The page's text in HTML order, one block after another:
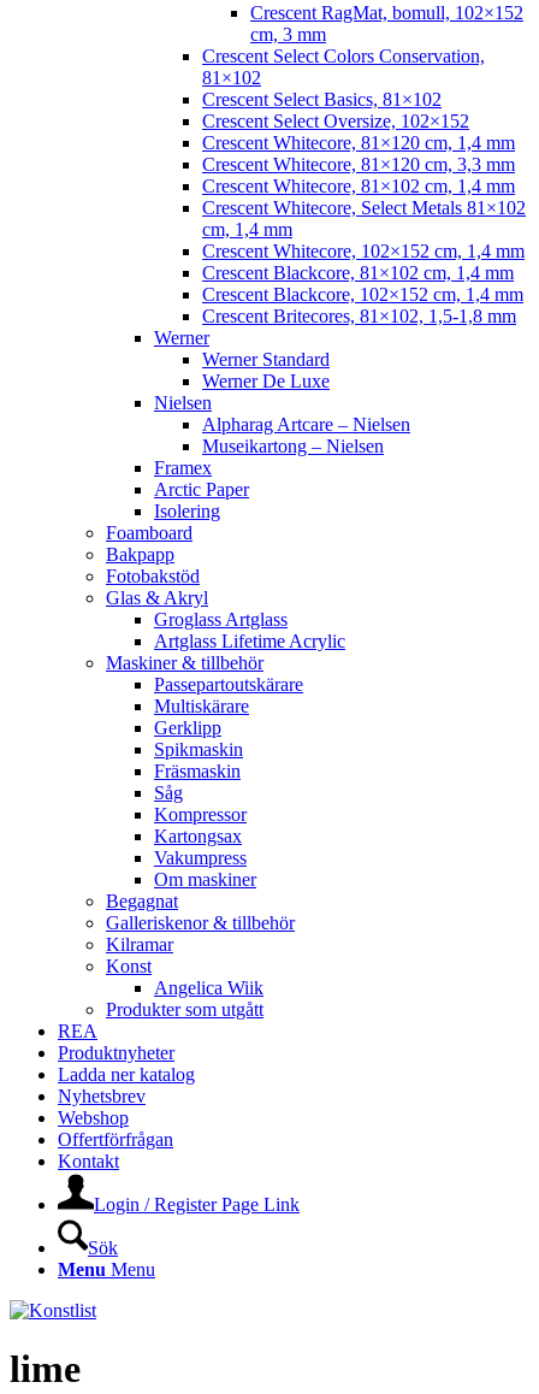
Crescent RagMat, bomull, 102×152
cm, 3 mm
Crescent Select Colors Conservation,
81×102
Crescent Select Basics, 81×102
Crescent Select Oversize, 102×152
Crescent Whitecore, 81×120 cm, 1,4 mm
Crescent Whitecore, 81×120 cm, 3,3 mm
Crescent Whitecore, 81×102 cm, 1,4 mm
Crescent Whitecore, Select Metals 81×102
cm, 1,4 mm
Crescent Whitecore, 102×152 cm, 1,4 mm
Crescent Blackcore, 81×102 cm, 1,4 mm
Crescent Blackcore, 102×152 cm, 1,4 mm
Crescent Britecores, 81×102, 1,5-1,8 mm
Werner
Werner Standard
Werner De Luxe
Nielsen
Alpharag Artcare – Nielsen
Museikartong – Nielsen
Framex
Arctic Paper
Isolering
Foamboard
Bakpapp
Fotobakstöd
Glas & Akryl
Groglass Artglass
Artglass Lifetime Acrylic
Maskiner & tillbehör
Passepartoutskärare
Multiskärare
Gerklipp
Spikmaskin
Fräsmaskin
Såg
Kompressor
Kartongsax
Vakumpress
Om maskiner
Begagnat
Galleriskenor & tillbehör
Kilramar
Konst
Angelica Wiik
Produkter som utgått
REA
Produktnyheter
Ladda ner katalog
Nyhetsbrev
Webshop
Offertförfrågan
Kontakt
Login / Register Page Link
Sök
Menu Menu
lime